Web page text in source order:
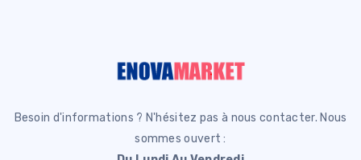
Besoin d'informations ? N'hésitez pas à nous contacter. Nous
sommes ouvert :